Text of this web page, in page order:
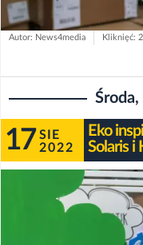
Autor: News4media Kliknięć:
17 SIE
2022
Eko
Solaris i